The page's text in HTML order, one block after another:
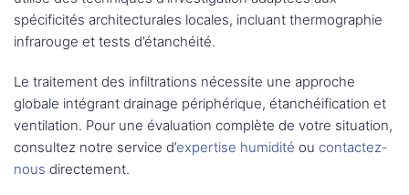
spécificités architecturales locales, incluant thermographie
infrarouge et tests d’étanchéité.
Le traitement des infiltrations nécessite une approche
globale intégrant drainage périphérique, étanchéification et
ventilation. Pour une évaluation complète de votre situation,
consultez notre service d’expertise humidité ou contactez-
nous directement.